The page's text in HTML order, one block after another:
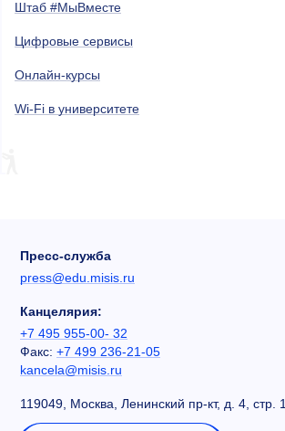
Штаб #МыВместе
Цифровые сервисы
Онлайн-курсы
Wi-Fi в университете
Пресс-служба
press@edu.misis.ru
Канцелярия:
+7 495 955-00- 32
Факс: +7 499 236-21-05
kancela@misis.ru
119049, Москва, Ленинский пр-кт, д. 4, стр. 1